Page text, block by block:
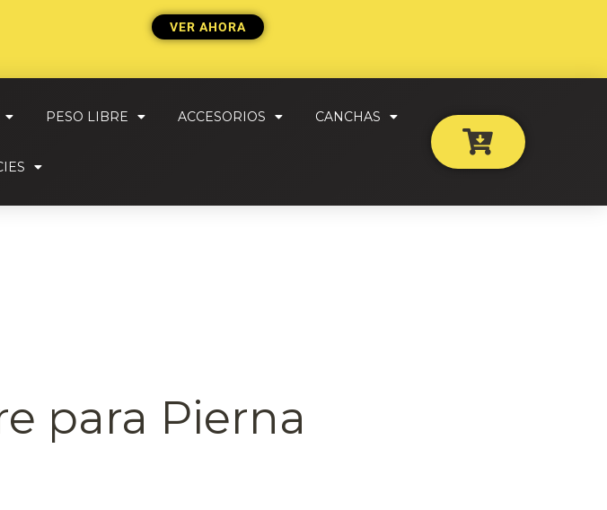
VER AHORA
PESO LIBRE ACCESORIOS CANCHAS
para Pierna